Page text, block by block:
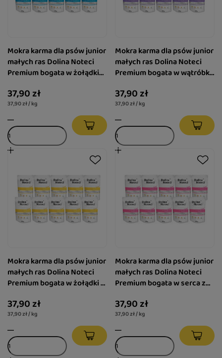
Mokra karma dla psów junior
małych ras Dolina Noteci
Premium bogata w żołądki
37,90 zł
37,90 zł / kg
Mokra karma dla psów junior
małych ras Dolina Noteci
Premium bogata w wątróbkę
zestaw 10 x 100 g
37,90 zł
37,90 zł / kg
Mokra karma dla psów junior
małych ras Dolina Noteci
Premium bogata w żołądki z
zestaw 10 x 100 g
37,90 zł
37,90 zł / kg
Mokra karma dla psów junior
małych ras Dolina Noteci
Premium bogata w serca z
zestaw 10 x 100 g
37,90 zł
37,90 zł / kg